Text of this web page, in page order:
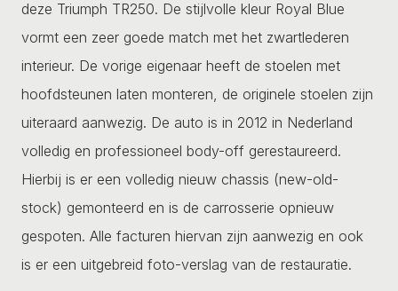
deze Triumph TR250. De stijlvolle kleur Royal Blue
vormt een zeer goede match met het zwartlederen
interieur. De vorige eigenaar heeft de stoelen met
hoofdsteunen laten monteren, de originele stoelen zijn
uiteraard aanwezig. De auto is in 2012 in Nederland
volledig en professioneel body-off gerestaureerd.
Hierbij is er een volledig nieuw chassis (new-old-
stock) gemonteerd en is de carrosserie opnieuw
gespoten. Alle facturen hiervan zijn aanwezig en ook
is er een uitgebreid foto-verslag van de restauratie.